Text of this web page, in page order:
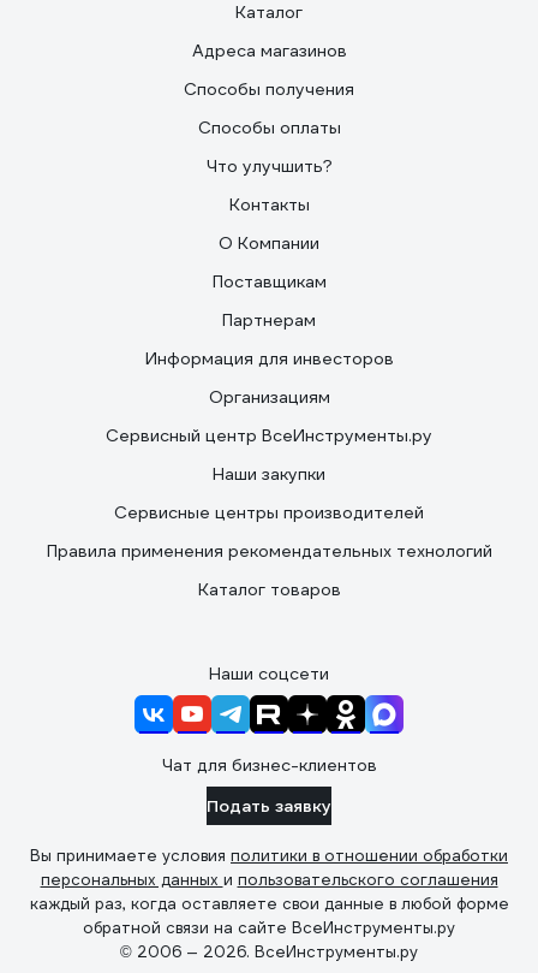
Каталог
Адреса магазинов
Способы получения
Способы оплаты
Что улучшить?
Контакты
О Компании
Поставщикам
Партнерам
Информация для инвесторов
Организациям
Сервисный центр ВсеИнструменты.ру
Наши закупки
Сервисные центры производителей
Правила применения рекомендательных технологий
Каталог товаров
Наши соцсети
Чат для бизнес-клиентов
Подать заявку
Вы принимаете условия политики в отношении обработки
персональных данных и пользовательского соглашения
каждый раз, когда оставляете свои данные в любой форме
обратной связи на сайте ВсеИнструменты.ру
© 2006 — 2026. ВсеИнструменты.ру